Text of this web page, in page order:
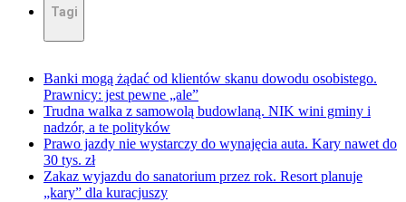
Tagi
Banki mogą żądać od klientów skanu dowodu osobistego.
Prawnicy: jest pewne „ale”
Trudna walka z samowolą budowlaną. NIK wini gminy i
nadzór, a te polityków
Prawo jazdy nie wystarczy do wynajęcia auta. Kary nawet do
30 tys. zł
Zakaz wyjazdu do sanatorium przez rok. Resort planuje
„kary” dla kuracjuszy